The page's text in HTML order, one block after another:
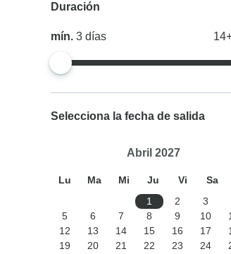
Duración
mín.3días
Selecciona la fecha de salida
Abril 2027
Lu Ma Mi Ju Vi Sa
1
2 3
5
6 7 8 9 10
12
13 14 15 16 17
19
20 21 22 23 24